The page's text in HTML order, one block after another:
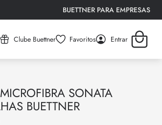
BUETTNER PARA EMPRESAS
Clube Buettner Favoritos Entrar
SONATA
BUETTNER